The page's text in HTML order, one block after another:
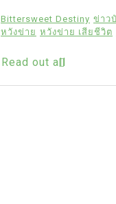
Bittersweet Destiny ข่าว
หวังข่าย หวังข่าย เสียชีวิต
Read out all